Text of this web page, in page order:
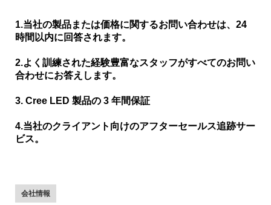
1.当社の製品または価格に関するお問い合わせは、24
時間以内に回答されます。
2.よく訓練された経験豊富なスタッフがすべてのお問い
合わせにお答えします。
3. Cree LED 製品の 3 年間保証
4.当社のクライアント向けのアフターセールス追跡サー
ビス。
会社情報